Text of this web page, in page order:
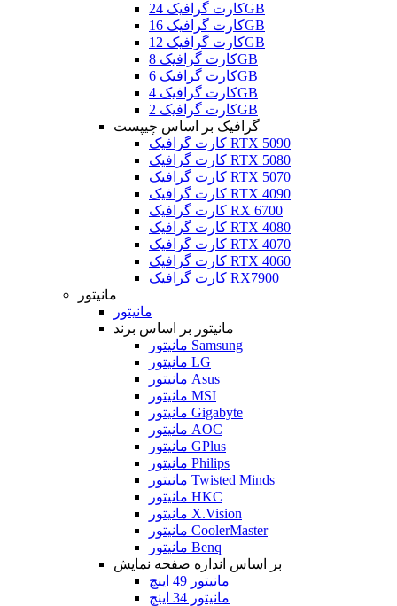
کارت گرافیک 24GB
کارت گرافیک 16GB
کارت گرافیک 12GB
کارت گرافیک 8GB
کارت گرافیک 6GB
کارت گرافیک 4GB
کارت گرافیک 2GB
گرافیک بر اساس چیپست
کارت گرافیک RTX 5090
کارت گرافیک RTX 5080
کارت گرافیک RTX 5070
کارت گرافیک RTX 4090
کارت گرافیک RX 6700
کارت گرافیک RTX 4080
کارت گرافیک RTX 4070
کارت گرافیک RTX 4060
کارت گرافیک RX7900
مانیتور
مانیتور
مانیتور بر اساس برند
مانیتور Samsung
مانیتور LG
مانیتور Asus
مانیتور MSI
مانیتور Gigabyte
مانیتور AOC
مانیتور GPlus
مانیتور Philips
مانیتور Twisted Minds
مانیتور HKC
مانیتور X.Vision
مانیتور CoolerMaster
مانیتور Benq
بر اساس اندازه صفحه نمایش
مانیتور 49 اینچ
مانیتور 34 اینچ